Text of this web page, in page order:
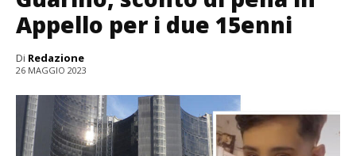
Appello per i due 15enni
Di Redazione
26 MAGGIO 2023